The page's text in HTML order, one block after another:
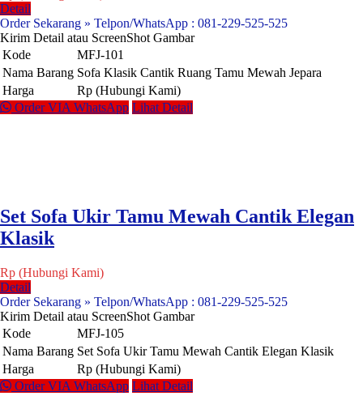
Detail
Order Sekarang » Telpon/WhatsApp : 081-229-525-525
Kirim Detail atau ScreenShot Gambar
Kode
MFJ-101
Nama Barang Sofa Klasik Cantik Ruang Tamu Mewah Jepara
Harga
Rp (Hubungi Kami)
Order VIA WhatsApp Lihat Detail
Set Sofa Ukir Tamu Mewah Cantik Elegan
Klasik
Rp (Hubungi Kami)
Detail
Order Sekarang » Telpon/WhatsApp : 081-229-525-525
Kirim Detail atau ScreenShot Gambar
Kode
MFJ-105
Nama Barang Set Sofa Ukir Tamu Mewah Cantik Elegan Klasik
Harga
Rp (Hubungi Kami)
Order VIA WhatsApp Lihat Detail